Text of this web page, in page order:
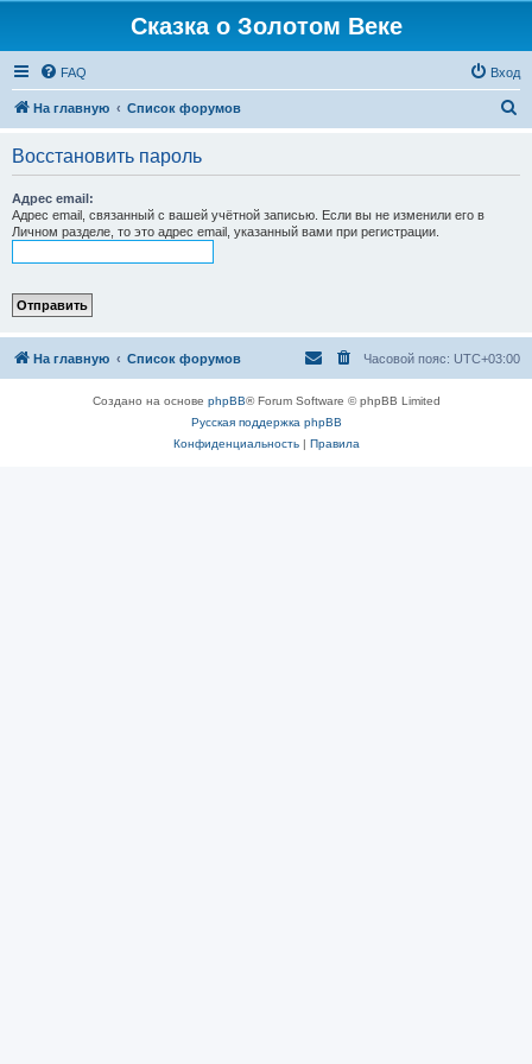
Сказка о Золотом Веке
FAQ Вход
На главную Список форумов
Восстановить пароль
Адрес email:
Адрес email, связанный с вашей учётной записью. Если вы не изменили его в
Личном разделе, то это адрес email, указанный вами при регистрации.
На главную Список форумов Часовой пояс: UTC+03:00
Создано на основе phpBB® Forum Software © phpBB Limited
Русская поддержка phpBB
Конфиденциальность| Правила